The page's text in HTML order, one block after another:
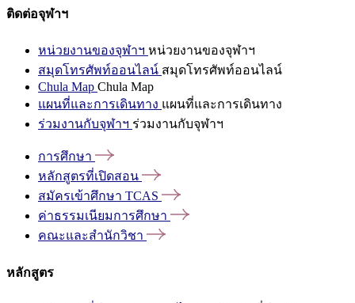
ติดต่อจุฬาฯ
หน่วยงานของจุฬาฯ หน่วยงานของจุฬาฯ
สมุดโทรศัพท์ออนไลน์ สมุดโทรศัพท์ออนไลน์
Chula Map Chula Map
แผนที่และการเดินทาง แผนที่และการเดินทาง
ร่วมงานกับจุฬาฯ ร่วมงานกับจุฬาฯ
การศึกษา
หลักสูตรที่เปิดสอน
สมัครเข้าศึกษา TCAS
ค่าธรรมเนียมการศึกษา
คณะและสำนักวิชา
หลักสูตร